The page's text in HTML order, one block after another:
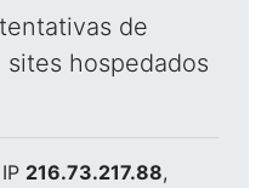
de
hospedados
216.73.217.88,